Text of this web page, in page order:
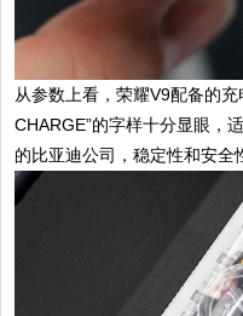
从参数上看，荣耀V9配备的
CHARGE”的字样十分显眼，
的比亚迪公司，稳定性和安全